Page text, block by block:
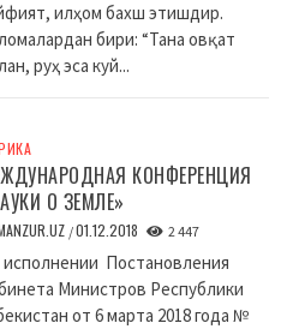
илҳом бахш этишдир.
бири: “Тана овқат
руҳ эса куй...
КОНФЕРЕНЦИЯ
О ЗЕМЛЕ»
/01.12.2018 2 447
Постановления
Министров Республики
от 6 марта 2018 года №